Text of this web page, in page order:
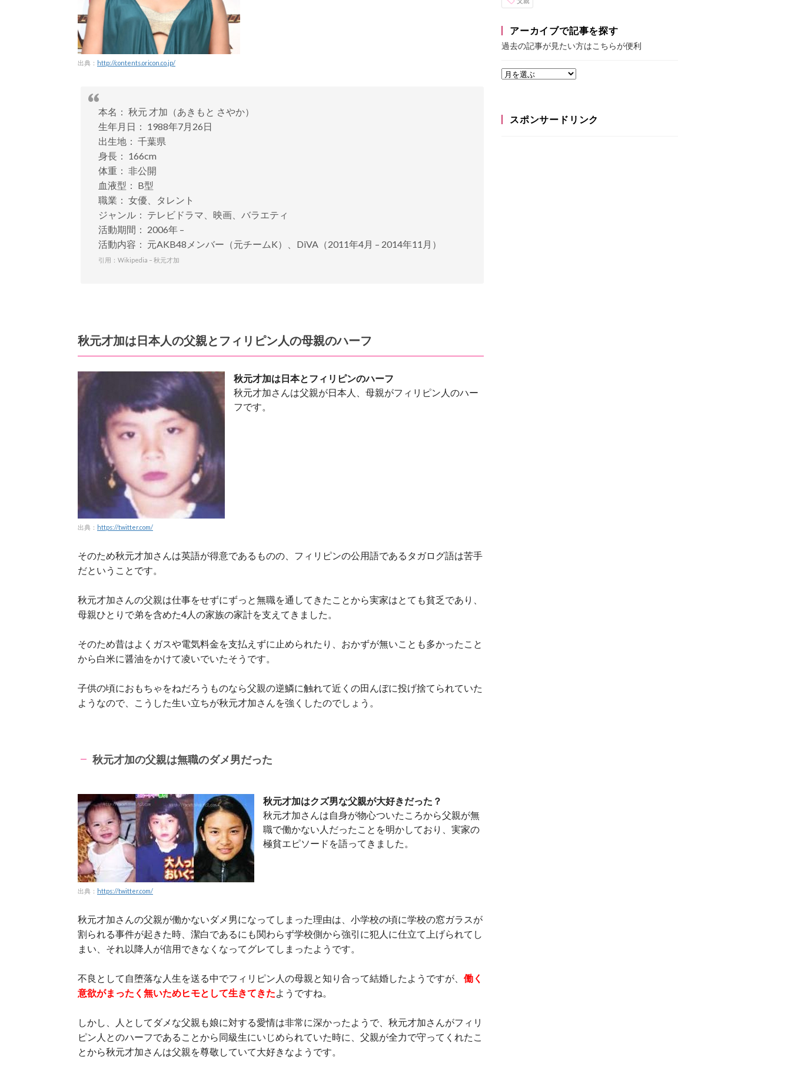
出典： http://contents.oricon.co.jp/
本名： 秋元 才加（あきもと さやか）
生年月日： 1988年7月26日
出生地： 千葉県
身長： 166cm
体重： 非公開
血液型： B型
職業： 女優、タレント
ジャンル： テレビドラマ、映画、バラエティ
活動期間： 2006年 –
活動内容： 元AKB48メンバー（元チームK）、DiVA（2011年4月 – 2014年11月）
引用：Wikipedia – 秋元才加
秋元才加は日本人の父親とフィリピン人の母親のハーフ
出典： https://twitter.com/
秋元才加は日本とフィリピンのハーフ
秋元才加さんは父親が日本人、母親がフィリピン人のハー
フです。
そのため秋元才加さんは英語が得意であるものの、フィリピンの公用語であるタガログ語は苦手
だということです。
秋元才加さんの父親は仕事をせずにずっと無職を通してきたことから実家はとても貧乏であり、
母親ひとりで弟を含めた4人の家族の家計を支えてきました。
そのため昔はよくガスや電気料金を支払えずに止められたり、おかずが無いことも多かったこと
から白米に醤油をかけて凌いでいたそうです。
子供の頃におもちゃをねだろうものなら父親の逆鱗に触れて近くの田んぼに投げ捨てられていた
ようなので、こうした生い立ちが秋元才加さんを強くしたのでしょう。
秋元才加の父親は無職のダメ男だった
出典： https://twitter.com/
秋元才加はクズ男な父親が大好きだった？
秋元才加さんは自身が物心ついたころから父親が無
職で働かない人だったことを明かしており、実家の
極貧エピソードを語ってきました。
秋元才加さんの父親が働かないダメ男になってしまった理由は、小学校の頃に学校の窓ガラスが
割られる事件が起きた時、潔白であるにも関わらず学校側から強引に犯人に仕立て上げられてし
まい、それ以降人が信用できなくなってグレてしまったようです。
不良として自堕落な人生を送る中でフィリピン人の母親と知り合って結婚したようですが、 働く
意欲がまったく無いためヒモとして生きてきたようですね。
しかし、人としてダメな父親も娘に対する愛情は非常に深かったようで、秋元才加さんがフィリ
ピン人とのハーフであることから同級生にいじめられていた時に、父親が全力で守ってくれたこ
とから秋元才加さんは父親を尊敬していて大好きなようです。
アーカイブで記事を探す
過去の記事が見たい方はこちらが便利
スポンサードリンク